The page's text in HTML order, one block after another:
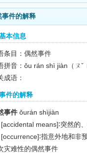
事件的解释
本信息
条目：偶然事件
拼音：ǒu rán shì jiàn（ㄡˇ
成语：
件的解释
事件 ǒurán shìjiàn
[accidental means]∶突然的
[occurrence]∶指意外地和非
灾难性的偶然事件